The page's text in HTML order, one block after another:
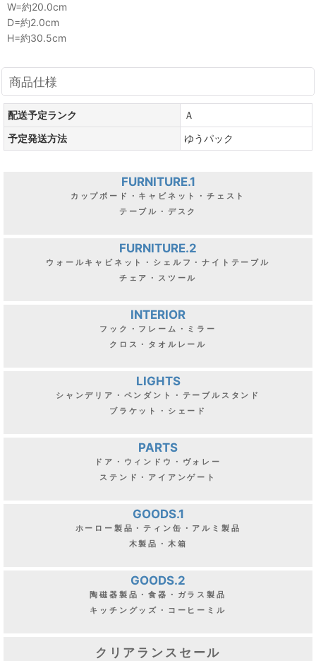
W=約20.0cm
D=約2.0cm
H=約30.5cm
商品仕様
配送予定ランク
Ａ
予定発送方法
ゆうパック
FURNITURE.1
カップボード・キャビネット・チェスト
テーブル・デスク
FURNITURE.2
ウォールキャビネット・シェルフ・ナイトテーブル
チェア・スツール
INTERIOR
フック・フレーム・ミラー
クロス・タオルレール
LIGHTS
シャンデリア・ペンダント・テーブルスタンド
ブラケット・シェード
PARTS
ドア・ウィンドウ・ヴォレー
ステンド・アイアンゲート
GOODS.1
ホーロー製品・ティン缶・アルミ製品
木製品・木箱
GOODS.2
陶磁器製品・食器・ガラス製品
キッチングッズ・コーヒーミル
クリアランスセール